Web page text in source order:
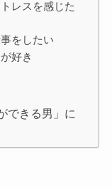
レスを感じた
をしたい
好き
できる男」に